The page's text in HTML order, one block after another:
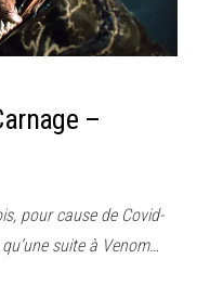
–
pour cause de Covid-
suite à Venom…